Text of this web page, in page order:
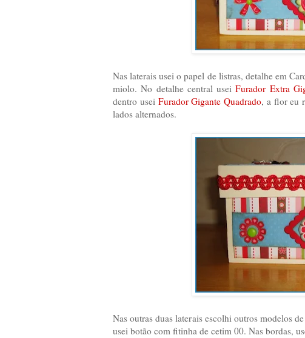
Nas laterais usei o papel de listras, detalhe em
miolo. No detalhe central useiFurador Extra
dentro usei Furador Gigante Quadrado, a flor eu
lados alternados.
Nas outras duas laterais escolhi outros modelos
usei botão com fitinha de cetim 00. Nas bordas,